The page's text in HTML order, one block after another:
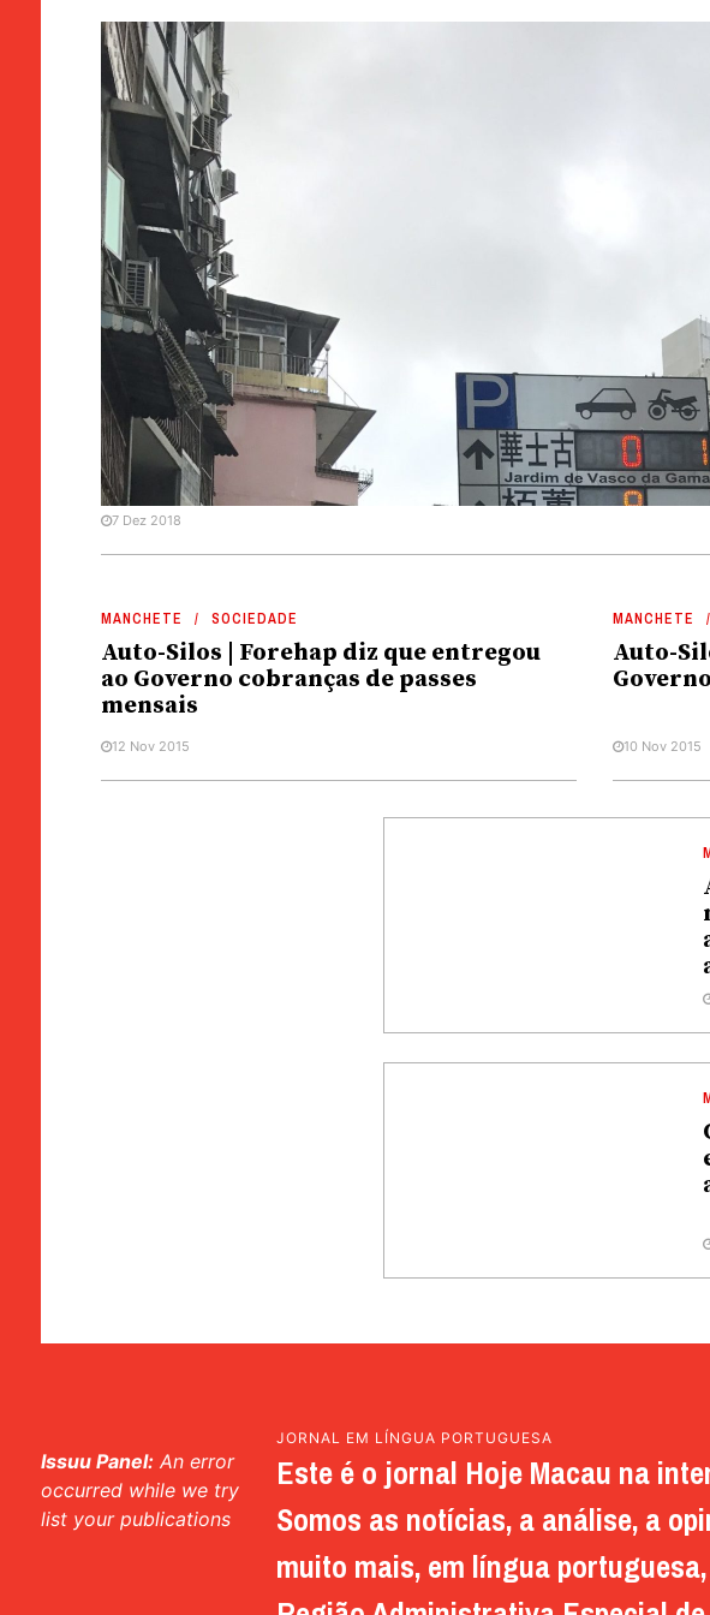
SOCIEDADE
Estacionamento | Passes mensais
7 Dez 2018
MANCHETE SOCIEDADE
Auto-Silos | Forehap diz que entregou
ao Governo cobranças de passes
mensais
12 Nov 2015
MANCHETE
Auto-
10 Nov 2015
Issuu Panel: An error
occurred while we try
list your publications
JORNAL EM LÍNGUA PORTUGUESA
Este é o jornal Hoje Macau na
Somos as notícias, a análise, a
muito mais, em língua